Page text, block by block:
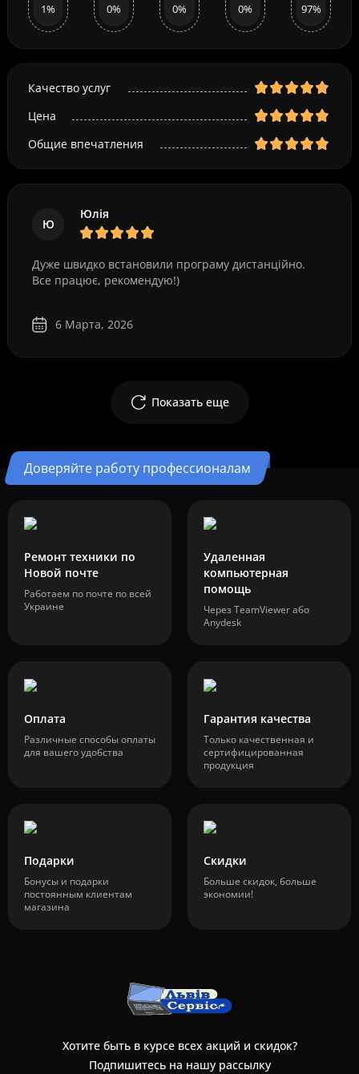
1% 0% 0% 0% 97%
Качество услуг
Цена
Общие впечатления
Ю
Юлія
Дуже швидко встановили програму дистанційно.
Все працює, рекомендую!)
6 Марта, 2026
Показать еще
Доверяйте работу профессионалам
Ремонт техники по
Новой почте
Работаем по почте по всей
Украине
Удаленная
компьютерная
помощь
Через TeamViewer або
Anydesk
Оплата
Различные способы оплаты
для вашего удобства
Гарантия качества
Только качественная и
сертифицированная
продукция
Подарки
Бонусы и подарки
постоянным клиентам
магазина
Скидки
Больше скидок, больше
экономии!
Хотите быть в курсе всех акций и скидок?
Подпишитесь на нашу рассылку